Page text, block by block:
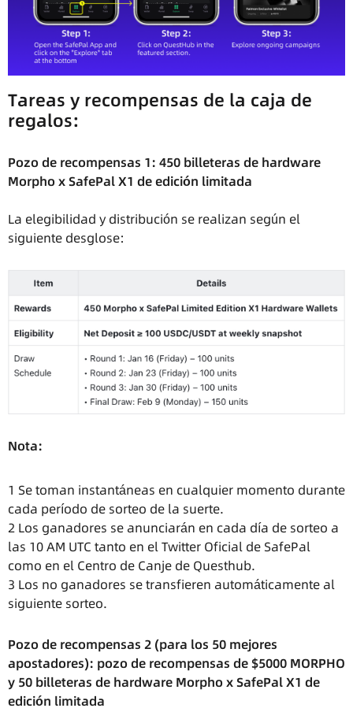
Tareas y recompensas de la caja de
regalos:
Pozo de recompensas 1: 450 billeteras de hardware
Morpho x SafePal X1 de edición limitada
La elegibilidad y distribución se realizan según el
siguiente desglose:
Nota:
1 Se toman instantáneas en cualquier momento durante
cada período de sorteo de la suerte.
2 Los ganadores se anunciarán en cada día de sorteo a
las 10 AM UTC tanto en el Twitter Oficial de SafePal
como en el Centro de Canje de Questhub.
3 Los no ganadores se transfieren automáticamente al
siguiente sorteo.
Pozo de recompensas 2 (para los 50 mejores
apostadores): pozo de recompensas de $5000 MORPHO
y 50 billeteras de hardware Morpho x SafePal X1 de
edición limitada